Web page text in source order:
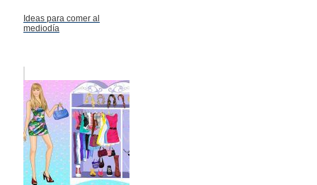
Ideas para comer al
mediodía